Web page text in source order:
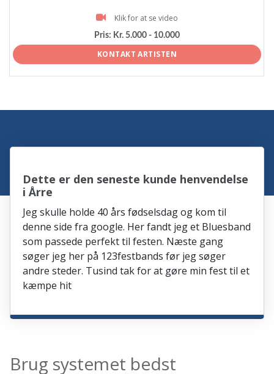
Klik for at se video
Pris: Kr. 5.000 - 10.000
KONTAKT ARTISTEN
Dette er den seneste kunde henvendelse
i Årre
Jeg skulle holde 40 års fødselsdag og kom til
denne side fra google. Her fandt jeg et Bluesband
som passede perfekt til festen. Næste gang
søger jeg her på 123festbands før jeg søger
andre steder. Tusind tak for at gøre min fest til et
kæmpe hit
Brug systemet bedst